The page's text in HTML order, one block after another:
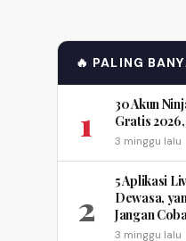
🔥 PALING
1
30 Akun
Gratis
3 minggu lalu
2
5 Aplikasi
Dewasa,
Jangan
3 minggu lalu